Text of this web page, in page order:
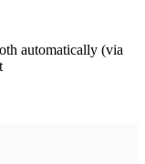
automatically (via